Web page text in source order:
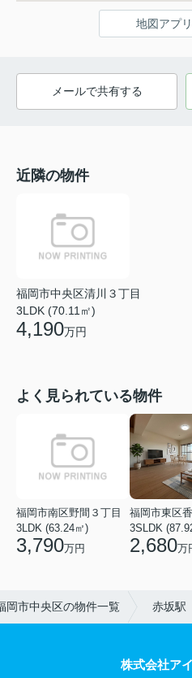
地図アプ
メールで共有する
近隣の物件
福岡市中央区清川３丁目
3LDK (70.11㎡)
4,190万円
よく見られている物件
福岡市南区野間３丁目
3LDK (63.24㎡)
3,790万円
3SLDK
2,680万
岡市中央区の物件一覧 赤坂駅
株式会社ア